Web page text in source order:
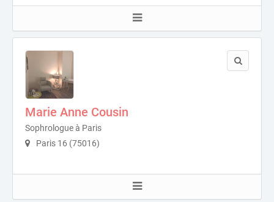
Marie Anne Cousin
Sophrologue à Paris
Paris 16 (75016)